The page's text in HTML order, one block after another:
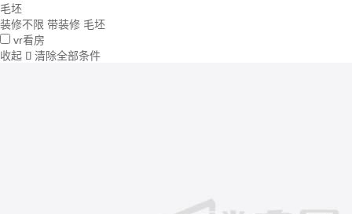
毛坯
装修不限 带装修 毛坯
vr看房
收起  清除全部条件